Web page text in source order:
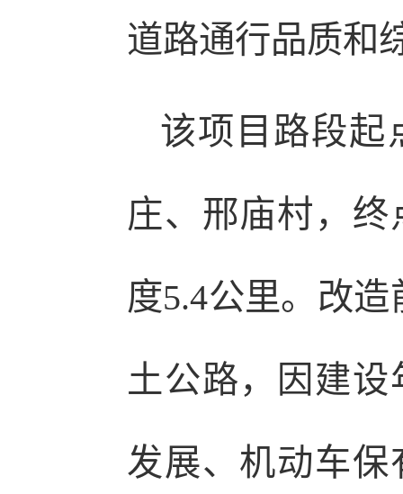
道路通行品质和
该项目路段起
庄、邢庙村，
度5.4公里。改
土公路，因建
发展、机动车